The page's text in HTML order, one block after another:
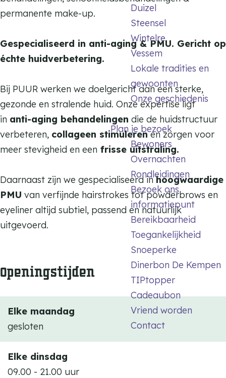
Duizel
Steensel
Wintelre
Vessem
Lokale tradities en
gewoonten
Onze geschiedenis
Plan je bezoek
Bewoners
Overnachten
Rondleidingen
Bezoek ons
informatiepunt
Bereikbaarheid
Toegankelijkheid
Snoeperke
Dinerbon De Kempen
TIPtopper
Cadeaubon
Vriend worden
Contact
h
e
d
s
n
s
t
i
t
u
t
P
n
e
i
s
i
n
s
t
t
u
u
U
permanente make-up.
Gespecialiseerd in anti-aging & PMU. Gericht op
échte huidverbetering.
Bij PUUR werken we doelgericht aan een sterke,
gezonde en stralende huid. Onze expertise ligt
in anti-aging behandelingen die de huidstructuur
verbeteren, collageen stimulerenen zorgen voor
meer stevigheid en een frisse uitstraling.
Daarnaast zijn we gespecialiseerd inhoogwaardige
PMU van verfijnde hairstrokes tot powderbrows en
eyeliner altijd subtiel, passend en natuurlijk
uitgevoerd.
Openingstijden
Elke maandag
gesloten
Elke dinsdag
09.00 - 21.00 uur